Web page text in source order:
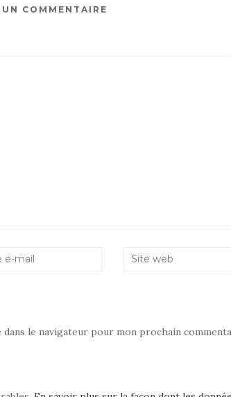
UN COMMENTAIRE
le navigateur pour mon prochain